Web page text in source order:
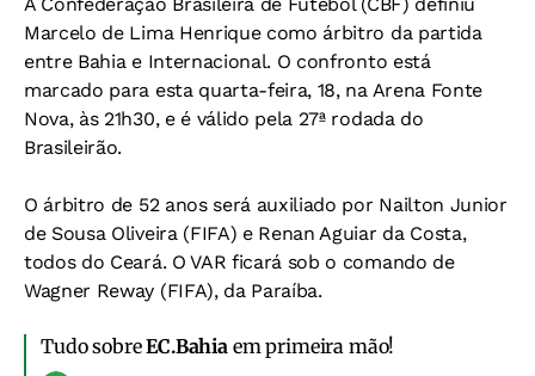
Marcelo de Lima Henrique como árbitro da partida
entre Bahia e Internacional. O confronto está
marcado para esta quarta-feira, 18, na Arena Fonte
Nova, às 21h30, e é válido pela 27ª rodada do
Brasileirão.
O árbitro de 52 anos será auxiliado por Nailton Junior
de Sousa Oliveira (FIFA) e Renan Aguiar da Costa,
todos do Ceará. O VAR ficará sob o comando de
Wagner Reway (FIFA), da Paraíba.
Tudo sobreEC.Bahiaem primeira mão!